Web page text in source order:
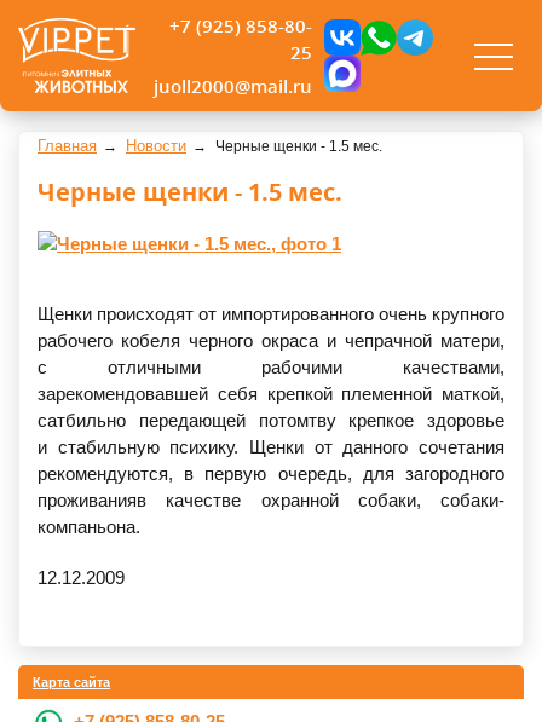
+7 (925) 858-80-
25
juoll2000@mail.ru
Главная Новости Черные щенки - 1.5 мес.
Черные щенки - 1.5 мес.
Щенки происходят от импортированного очень крупного
рабочего кобеля черного окраса и чепрачной матери,
с отличными рабочими качествами,
зарекомендовавшей себя крепкой племенной маткой,
сатбильно передающей потомтву крепкое здоровье
и стабильную психику. Щенки от данного сочетания
рекомендуются, в первую очередь, для загородного
проживанияв качестве охранной собаки, собаки-
компаньона.
12.12.2009
Карта сайта